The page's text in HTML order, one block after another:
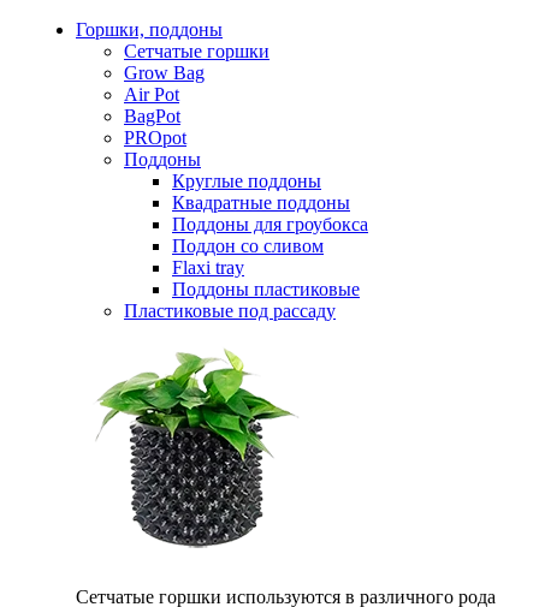
Горшки, поддоны
Сетчатые горшки
Grow Bag
Air Pot
BagPot
PROpot
Поддоны
Круглые поддоны
Квадратные поддоны
Поддоны для гроубокса
Поддон со сливом
Flaxi tray
Поддоны пластиковые
Пластиковые под рассаду
Сетчатые горшки используются в различного рода